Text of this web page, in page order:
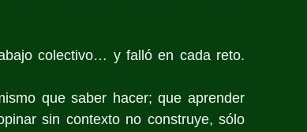
colectivo… y falló en cada reto.
que saber hacer; que aprender
sin contexto no construye, sólo